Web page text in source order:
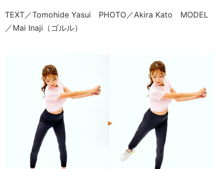
TEXT／Tomohide Yasui PHOTO／Akira Kato MODEL
／Mai Inaji（ゴルル）